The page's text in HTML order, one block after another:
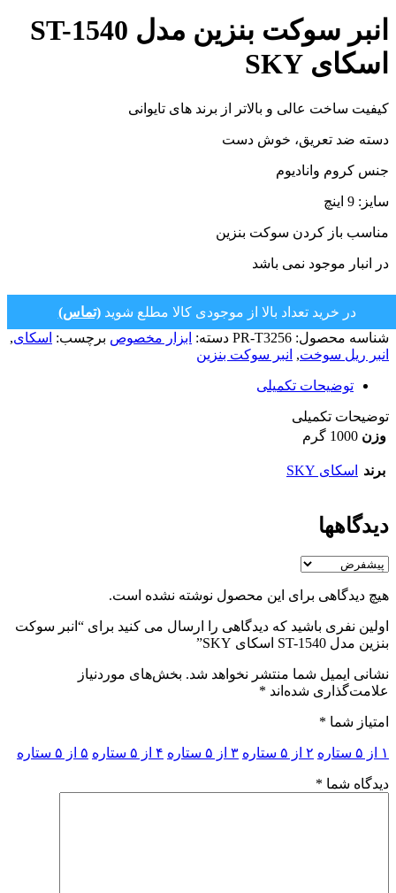
انبر سوکت بنزین مدل ST-1540
اسکای SKY
کیفیت ساخت عالی و بالاتر از برند های تایوانی
دسته ضد تعریق، خوش دست
جنس کروم وانادیوم
سایز: 9 اینچ
مناسب باز کردن سوکت بنزین
در انبار موجود نمی باشد
در خرید تعداد بالا از موجودی کالا مطلع شوید(تماس)
شناسه محصول: PR-T3256 دسته: ابزار مخصوص برچسب: اسکای,
انبر ریل سوخت, انبر سوکت بنزین
توضیحات تکمیلی
توضیحات تکمیلی
وزن 1000 گرم
برند اسکای SKY
دیدگاهها
هیچ دیدگاهی برای این محصول نوشته نشده است.
اولین نفری باشید که دیدگاهی را ارسال می کنید برای “انبر سوکت
بنزین مدل ST-1540 اسکای SKY”
نشانی ایمیل شما منتشر نخواهد شد. بخش‌های موردنیاز
علامت‌گذاری شده‌اند *
امتیاز شما *
۱ از ۵ ستاره ۲ از ۵ ستاره ۳ از ۵ ستاره ۴ از ۵ ستاره ۵ از ۵ ستاره
دیدگاه شما *